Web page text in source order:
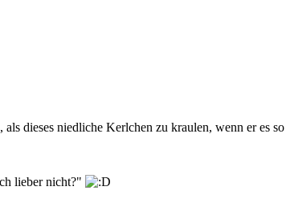
dieses niedliche Kerlchen zu kraulen, wenn er es
lieber nicht?"